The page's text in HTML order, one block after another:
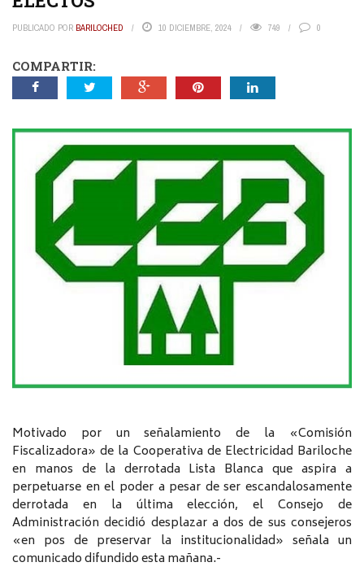
PUBLICADO POR BARILOCHED 10 DICIEMBRE, 2024 749 0
COMPARTIR:
Motivado por un señalamiento de la «Comisión
Fiscalizadora» de la Cooperativa de Electricidad Bariloche
en manos de la derrotada Lista Blanca que aspira a
perpetuarse en el poder a pesar de ser escandalosamente
derrotada en la última elección, el Consejo de
Administración decidió desplazar a dos de sus consejeros
«en pos de preservar la institucionalidad» señala un
comunicado difundido esta mañana.-